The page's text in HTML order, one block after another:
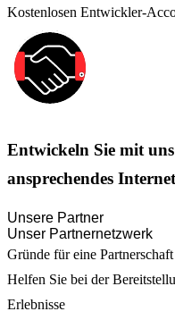
Kostenlosen Entwickler-
Entwickeln Sie mit uns
ansprechendes Internet
Unsere Partner
Unser Partnernetzwerk
Gründe für eine
Helfen Sie bei der
Erlebnisse